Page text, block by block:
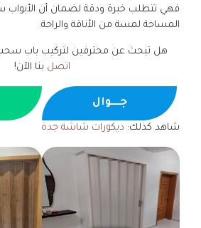
فهي تتطلب خبرة ودقة لضمان أن
المساحة لمسة من الأناقة والراحة.
هل تبحث عن محترفين لتركيب باب
اتصل بنا الآن!
جــــوال
شاهد كذلك: ديكورات شاشة جدة